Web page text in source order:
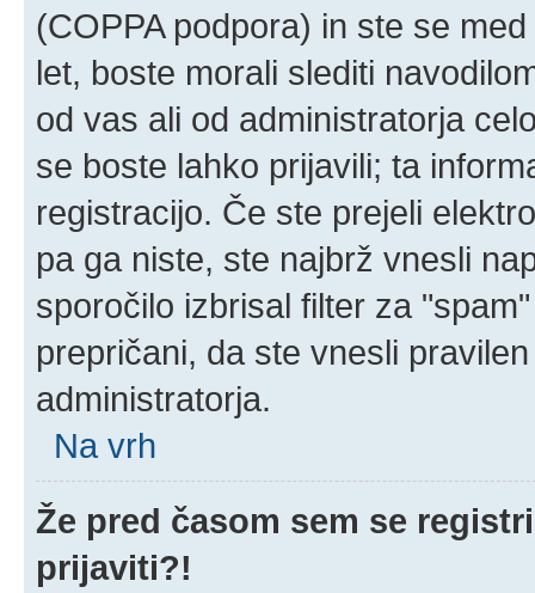
(COPPA podpora) in ste se
let, boste morali slediti
od vas ali od administratorja
se boste lahko prijavili; ta
registracijo. Če ste prejeli
pa ga niste, ste najbrž vnesli
sporočilo izbrisal filter za
prepričani, da ste vnesli
administratorja.
Na vrh
Že pred časom sem se
prijaviti?!